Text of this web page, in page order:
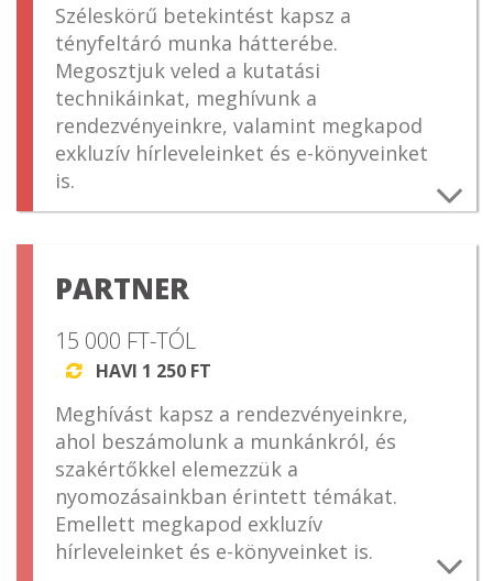
Széleskörű betekintést kapsz a
tényfeltáró munka hátterébe.
Megosztjuk veled a kutatási
technikáinkat, meghívunk a
rendezvényeinkre, valamint megkapod
exkluzív hírleveleinket és e-könyveinket
is.
minket
befizetésedtől számított egy évig
érvényes
A támogatásodat kizárólag a Direkt36
működésére fordítjuk és minden
évben beszámolunk róla, hogy mire
költöttük el
A rendszeres támogatásodat bármikor
leállíthatod
A támogatói adomány nem
termékértékesítés vagy szolgáltatás,
így számlát nem, de igazolást tudunk
PARTNER
15 000 FT-TÓL
 HAVI 1 250 FT
Meghívást kapsz a rendezvényeinkre,
ahol beszámolunk a munkánkról, és
szakértőkkel elemezzük a
nyomozásainkban érintett témákat.
Emellett megkapod exkluzív
hírleveleinket és e-könyveinket is.